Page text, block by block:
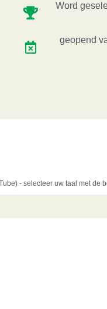
Word
geopend
- selecteer uw taal met de